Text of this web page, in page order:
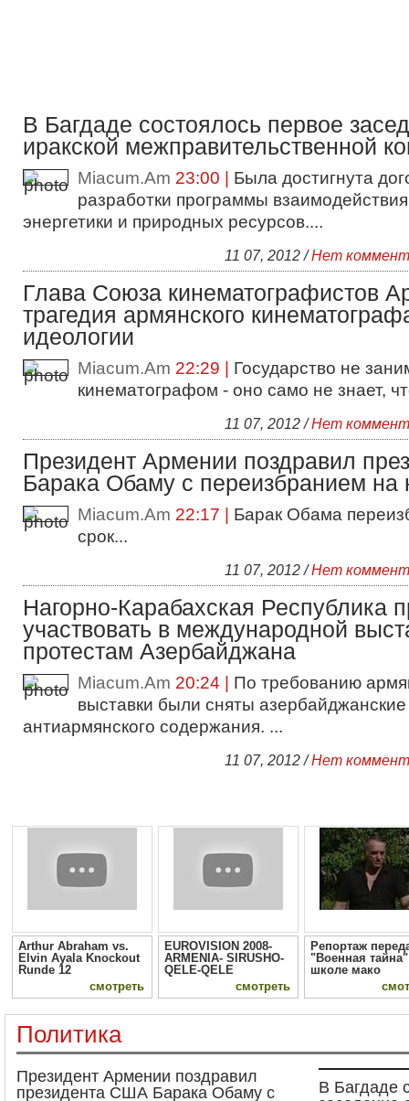
В Багдаде состоялось первое
иракской межправительственной
Miacum.Am 23:00 | Была достигнута
разработки программы
энергетики и природных ресурсов....
11 07, 2012 /Нет
Глава Союза кинематографистов
трагедия армянского
идеологии
Miacum.Am 22:29 | Государство не
кинематографом - оно само не знает,
11 07, 2012 /Нет
Президент Армении поздравил
Барака Обаму с переизбранием на
Miacum.Am 22:17 | Барак Обама
срок...
11 07, 2012 /Нет
Нагорно-Карабахская Республика
участвовать в международной
протестам Азербайджана
Miacum.Am 20:24 | По требованию
выставки были сняты
антиармянского содержания. ...
11 07, 2012 /Нет
Arthur Abraham vs.
Elvin Ayala Knockout
Runde 12
смотреть
EUROVISION 2008-
ARMENIA- SIRUSHO-
QELE-QELE
смотреть
Репортаж
"Военная
школе мако
Политика
Президент Армении поздравил
президента США Барака Обаму с
В Багдаде